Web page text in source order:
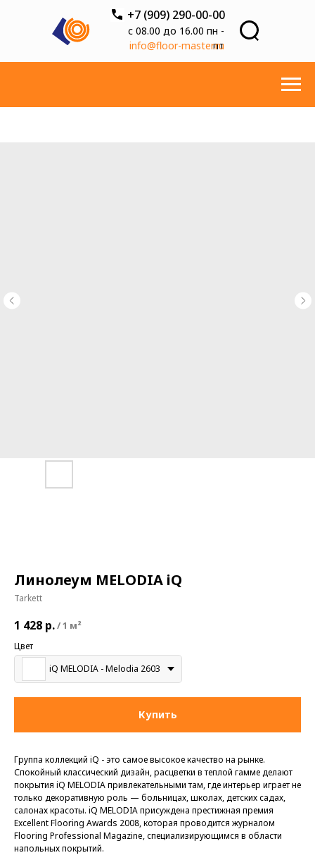
с 08.00 до 16.00 пн -
пт
+7 (909) 290-00-00
info@floor-master.ru
Линолеум MELODIA iQ
Tarkett
1 428 р./1 м²
Цвет
iQ MELODIA - Melodia 2603
Купить
Группа коллекций iQ - это самое высокое качество на рынке.
Спокойный классический дизайн, расцветки в теплой гамме делают
покрытия iQ MELODIA привлекательными там, где интерьер играет не
только декоративную роль — больницах, школах, детских садах,
салонах красоты. iQ MELODIA присуждена престижная премия
Excellent Flooring Awards 2008, которая проводится журналом
Flooring Professional Magazine, специализирующимся в области
напольных покрытий.